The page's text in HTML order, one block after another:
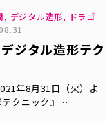
デジタル造形, ドラゴ
ジタル造形テク
年8月31日（火）よ
テクニック』 …